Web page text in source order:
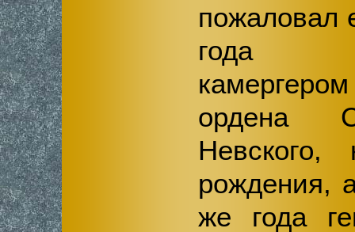
пожаловал
года
ордена
рождения,
же года